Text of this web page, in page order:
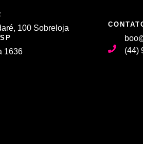
100 Sobreloja
1636
(44)